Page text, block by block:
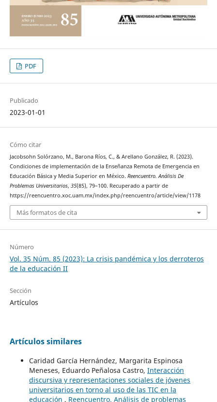
PDF
Publicado
2023-01-01
Cómo citar
Jacobsohn Solórzano, M., Barona Ríos, C., & Arellano González, R. (2023).
Condiciones de implementación de la Enseñanza Remota de Emergencia en
Educación Básica y Media Superior en México. Reencuentro. Análisis De
Problemas Universitarios, 35(85), 79–100. Recuperado a partir de
https://reencuentro.xoc.uam.mx/index.php/reencuentro/article/view/1178
Más formatos de cita
Número
Vol. 35 Núm. 85 (2023): La crisis pandémica y los derroteros
de la educación II
Sección
Artículos
Artículos similares
Caridad García Hernández, Margarita Espinosa
Meneses, Eduardo Peñalosa Castro, Interacción
discursiva y representaciones sociales de jóvenes
universitarios en torno al uso de las TIC en la
educación , Reencuentro. Análisis de problemas